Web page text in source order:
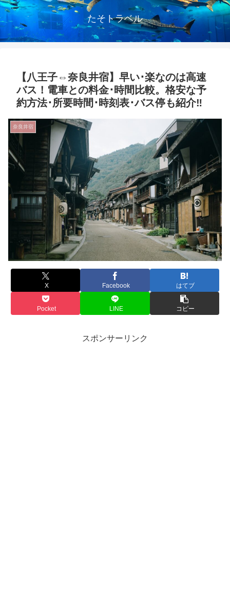
たそトラベル
【八王子⇔奈良井宿】早い･楽なのは高速
バス！電車との料金･時間比較。格安な予
約方法･所要時間･時刻表･バス停も紹介‼
奈良井宿
X Facebook はてブ
Pocket LINE コピー
スポンサーリンク